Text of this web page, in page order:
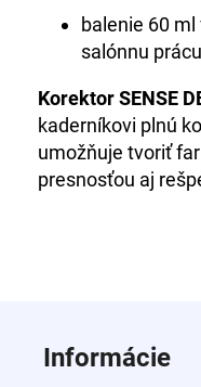
balenie 60
salónnu prácu
Korektor SENSE
kaderníkovi plnú
umožňuje tvoriť
presnosťou aj
Informácie